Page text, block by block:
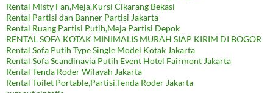
Rental Misty Fan,Meja,Kursi Cikarang Bekasi
Rental Partisi dan Banner Partisi Jakarta
Rental Ruang Partisi Putih,Meja Partisi Depok
RENTAL SOFA KOTAK MINIMALIS MURAH SIAP KIRIM DI BOGOR
Rental Sofa Putih Type Single Model Kotak Jakarta
Rental Sofa Scandinavia Putih Event Hotel Fairmont Jakarta
Rental Tenda Roder Wilayah Jakarta
Rental Toilet Portable,Partisi,Tenda Roder Jakarta